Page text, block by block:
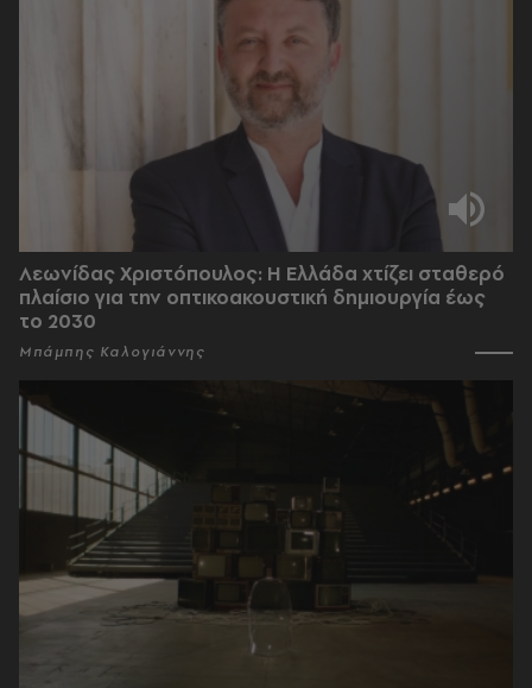
Λεωνίδας Χριστόπουλος: Η Ελλάδα χτίζει σταθερό
πλαίσιο για την οπτικοακουστική δημιουργία έως
το 2030
Μπάμπης Καλογιάννης